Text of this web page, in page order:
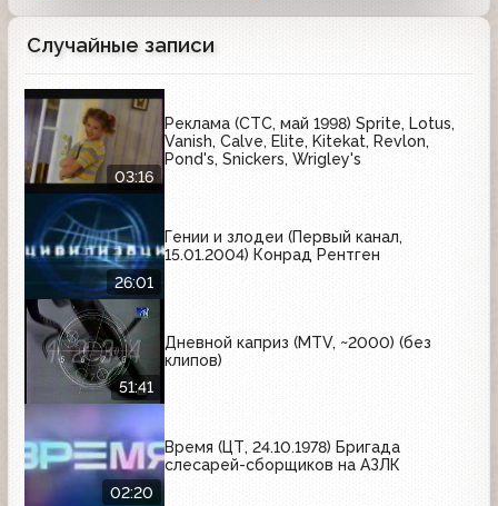
Случайные записи
03:16
Реклама (СТС, май 1998) Sprite, Lotus,
Vanish, Calve, Elite, Kitekat, Revlon,
Pond's, Snickers, Wrigley's
26:01
Гении и злодеи (Первый канал,
15.01.2004) Конрад Рентген
51:41
Дневной каприз (MTV, ~2000) (без
клипов)
02:20
Время (ЦТ, 24.10.1978) Бригада
слесарей-сборщиков на АЗЛК